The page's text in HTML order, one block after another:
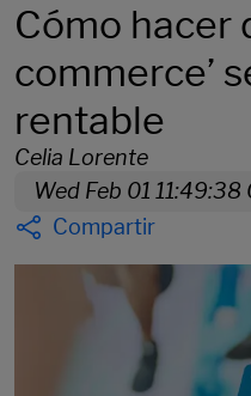
Cómo hacer
commerce’
rentable
Celia Lorente
Wed Feb 01 11:49:38
Compartir